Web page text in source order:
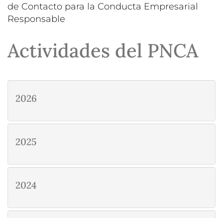
de Contacto para la Conducta Empresarial
Responsable
Actividades del PNCA
2026
2025
2024